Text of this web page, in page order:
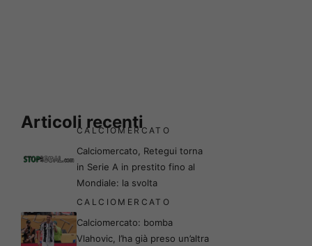
Articoli recenti
CALCIOMERCATO
Calciomercato, Retegui torna
in Serie A in prestito fino al
Mondiale: la svolta
CALCIOMERCATO
Calciomercato: bomba
Vlahovic, l’ha già preso un’altra